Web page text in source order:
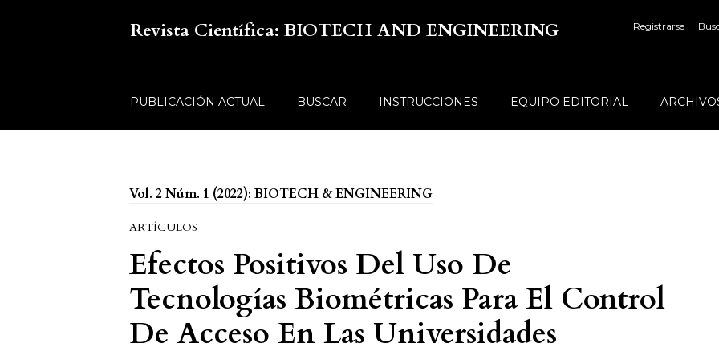
Revista Científica: BIOTECH AND ENGINEERING Registrarse
PUBLICACIÓN ACTUAL BUSCAR INSTRUCCIONES EQUIPO EDITORIAL
Vol. 2 Núm. 1 (2022): BIOTECH & ENGINEERING
ARTÍCULOS
Efectos Positivos Del Uso De
Tecnologías Biométricas Para El Control
De Acceso En Las Universidades